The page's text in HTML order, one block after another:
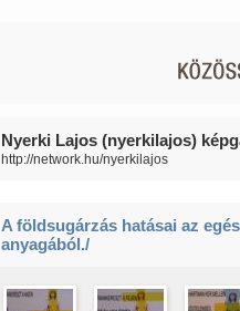
Nyerki Lajos (nyerkilajos)
http://network.hu/nyerkilajos
A földsugárzás hatásai az
anyagából./